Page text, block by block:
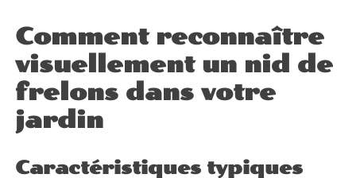
Comment reconnaître
visuellement un nid de
frelons dans votre
jardin
Caractéristiques typiques